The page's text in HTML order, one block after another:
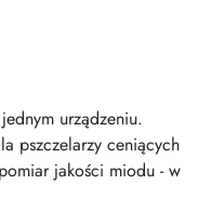
urządzeniu.
pszczelarzy ceniących
jakości miodu - w